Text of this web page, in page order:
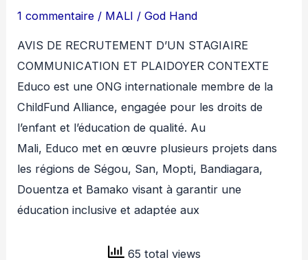
1 commentaire / MALI /God Hand
AVIS DE RECRUTEMENT D’UN STAGIAIRE
COMMUNICATION ET PLAIDOYER CONTEXTE
Educo est une ONG internationale membre de la
ChildFund Alliance, engagée pour les droits de
l’enfant et l’éducation de qualité. Au
Mali, Educo met en œuvre plusieurs projets dans
les régions de Ségou, San, Mopti, Bandiagara,
Douentza et Bamako visant à garantir une
éducation inclusive et adaptée aux
65 total views